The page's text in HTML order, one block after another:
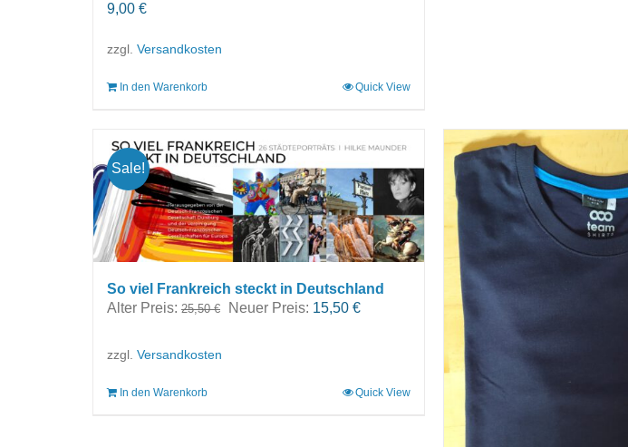
9,00 €
zzgl. Versandkosten
In den Warenkorb Quick View
Sale!
So viel Frankreich steckt in Deutschland
Alter Preis: 25,50€
Ursprünglicher
Neuer Preis: 15,50 €Aktueller
zzgl. Versandkosten
In den Warenkorb Quick View